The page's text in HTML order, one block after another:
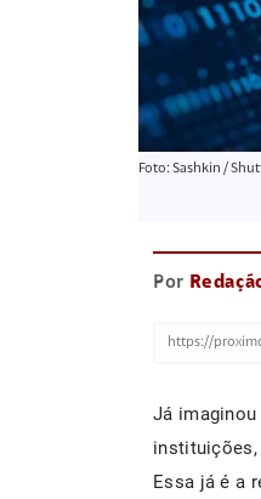
Foto: Sashkin /
Por
Já
instituições,
Essa já é a